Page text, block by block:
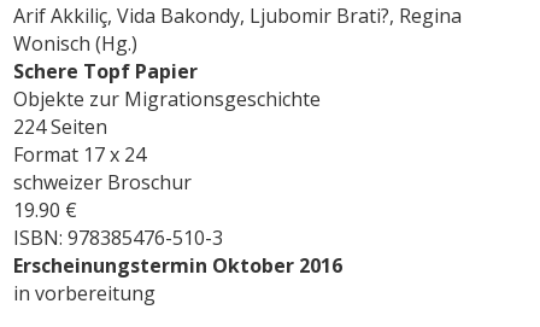
Arif Akkiliç, Vida Bakondy, Ljubomir Brati?, Regina
Wonisch (Hg.)
Schere Topf Papier
Objekte zur Migrationsgeschichte
224 Seiten
Format 17 x 24
schweizer Broschur
19.90 €
ISBN: 978385476-510-3
Erscheinungstermin Oktober 2016
in vorbereitung